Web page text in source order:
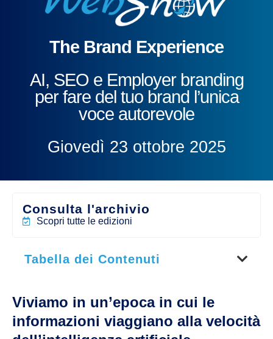
The Brand Experience
AI, SEO e Employer branding
per fare del tuo brand l’unica
voce autorevole
Giovedì 23 ottobre 2025
Viviamo in un’epoca in cui le
informazioni viaggiano alla velocità
Tabella dei Contenuti
Consulta l'archivio
Scopri tutte le edizioni